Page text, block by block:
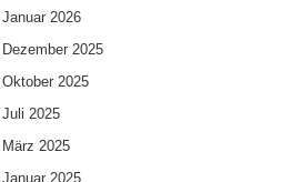
Januar 2026
Dezember 2025
Oktober 2025
Juli 2025
März 2025
Januar 2025